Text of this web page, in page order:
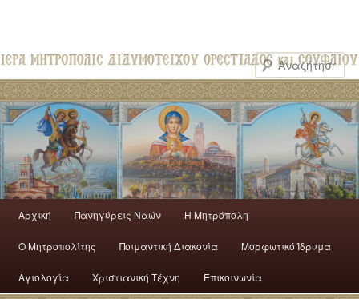
Αρχική Πανηγύρεις Ναών H Mητρόπολη
Ο Mητροπολίτης Ποιμαντική Διακονία Μορφωτικό Ίδρυμα
Αγιολογία Χριστιανική Τέχνη Επικοινωνία